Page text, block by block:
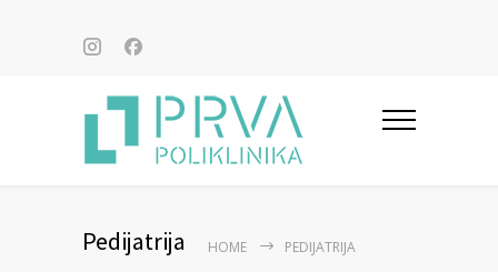
Pedijatrija HOME PEDIJATRIJA